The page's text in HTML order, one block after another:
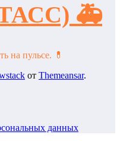
🚑
на пульсе. 💊
от Themeansar.
данных